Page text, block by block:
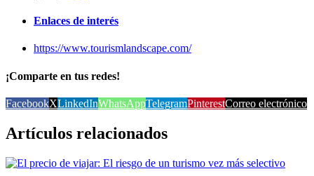
Enlaces de interés
https://www.tourismlandscape.com/
¡Comparte en tus redes!
FacebookXLinkedInWhatsAppTelegramPinterestCorreo electrónico
Artículos relacionados